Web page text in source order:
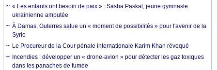
« Les enfants ont besoin de paix » : Sasha Paskal, jeune gymnaste
ukrainienne amputée
À Damas, Guterres salue un « moment de possibilités » pour l'avenir de la
Syrie
Le Procureur de la Cour pénale internationale Karim Khan révoqué
Incendies : développer un « drone-avion » pour détecter les gaz toxiques
dans les panaches de fumée